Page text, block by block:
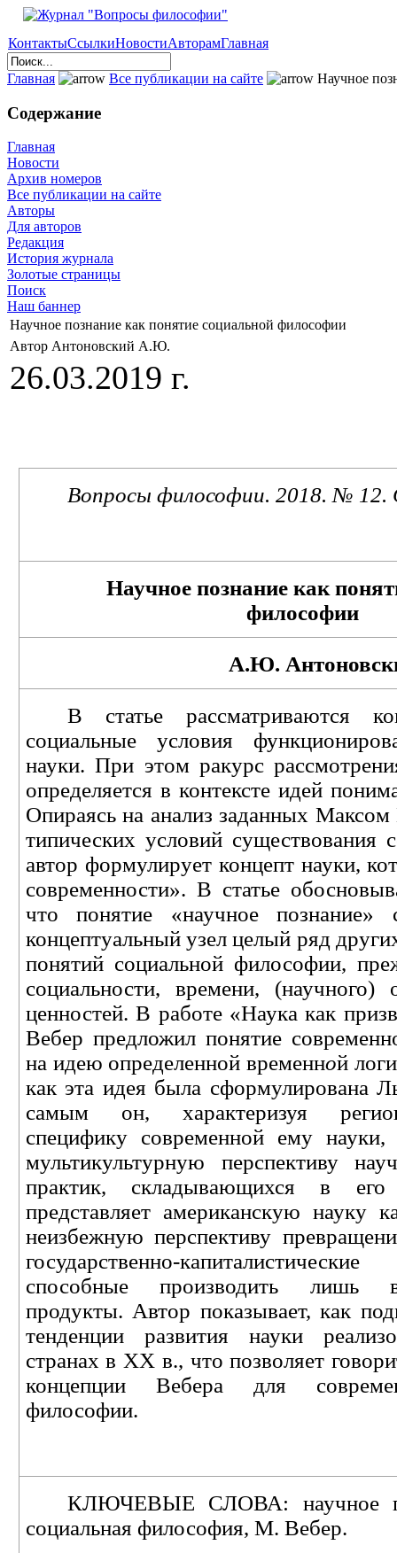
КонтактыСсылкиНовостиАвторамГлавная
Главная Все публикации на сайте Научное
Содержание
Главная
Новости
Архив номеров
Все публикации на сайте
Авторы
Для авторов
Редакция
История журнала
Золотые страницы
Поиск
Наш баннер
Научное познание как понятие социальной философии
Автор Антоновский А.Ю.
26.03.2019 г.
Вопросы философии. 2018. № 12.
Научное познание как
философии
А.Ю.
В статье рассматриваются
социальные условия
науки. При этом ракурс
определяется в контексте идей
Опираясь на анализ заданных
типических условий существования
автор формулирует концепт науки,
современности». В статье
что понятие «научное познание»
концептуальный узел целый ряд
понятий социальной философии,
социальности, времени, (научного)
ценностей. В работе «Наука как
Вебер предложил понятие
на идею определенной временной
как эта идея была сформулирована
самым он, характеризуя
специфику современной ему
мультикультурную перспективу
практик, складывающихся в
представляет американскую науку
неизбежную перспективу
государственно-
способные производить лишь
продукты. Автор показывает, как
тенденции развития науки
странах в ХХ в., что позволяет
концепции Вебера для
философии.
КЛЮЧЕВЫЕ СЛОВА: научное
социальная философия, М. Вебер.